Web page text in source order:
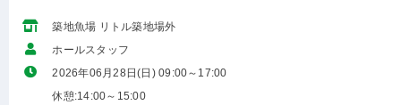
築地魚場 リトル築地場外
ホールスタッフ
2026年06月28日(日) 09:00～17:00
休憩:14:00～15:00